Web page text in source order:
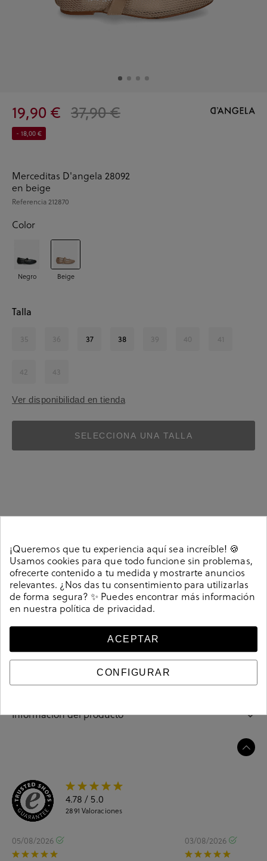
19,90 € 37,90 €
- 18,00 €
Merceditas D'angela 28092
en beige
Referencia212870
Color
Negro Beige
Talla
35 36 37 38 39 40 41
42 43
Ver disponibilidad en tienda
SELECCIONA UNA TALLA
Merceditas D'angela 28092 en beige. Cierre con hebilla
en un lateral. La plantilla no es extraible. Hecho en
China
Referencia212870
Guía de tallas
Ciudados y limpieza
Información del producto
4.78 / 5.0
2891 Valoraciones
05/08/2026 03/08/2026
¡Queremos que tu experiencia aquí sea increíble! 🍪
Usamos cookies para que todo funcione sin problemas,
ofrecerte contenido a tu medida y mostrarte anuncios
relevantes. ¿Nos das tu consentimiento para utilizarlas
de forma segura? ✨ Puedes encontrar más información
en nuestra política de privacidad.
ACEPTAR
CONFIGURAR